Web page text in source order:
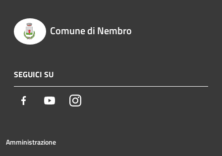
Comune di Nembro
SEGUICI SU
Facebook YoutubeInstagram
Amministrazione